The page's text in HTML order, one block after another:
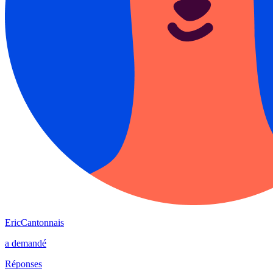
EricCantonnais
a demandé
Réponses